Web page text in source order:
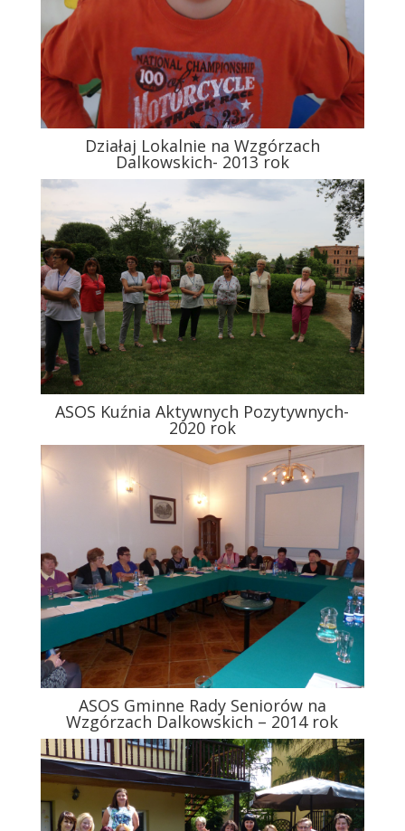
Działaj Lokalnie na Wzgórzach
Dalkowskich- 2013 rok
ASOS Kuźnia Aktywnych Pozytywnych-
2020 rok
ASOS Gminne Rady Seniorów na
Wzgórzach Dalkowskich – 2014 rok